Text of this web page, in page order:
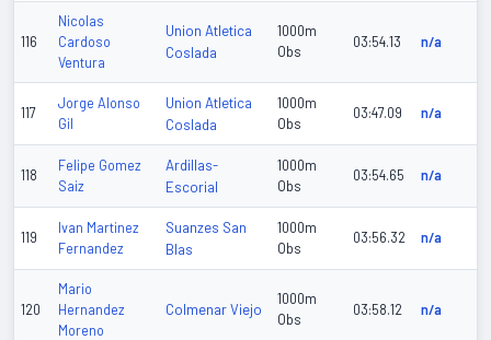
116
Nicolas
Cardoso
Ventura
Union Atletica
Coslada
1000m
Obs
03:54.13 n/a
117
Jorge Alonso
Gil
Union Atletica
Coslada
1000m
Obs
03:47.09 n/a
118
Felipe Gomez
Saiz
Ardillas-
Escorial
1000m
Obs
03:54.65 n/a
119
Ivan Martinez
Fernandez
Suanzes San
Blas
1000m
Obs
03:56.32 n/a
120
Mario
Hernandez
Moreno
Colmenar Viejo
1000m
Obs
03:58.12 n/a